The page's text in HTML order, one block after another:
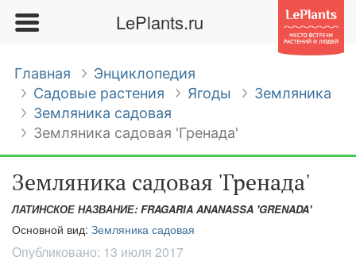
LePlants.ru
Главная
Энциклопедия
Садовые растения
Ягоды
Земляника
Земляника садовая
Земляника садовая 'Гренада'
Земляника садовая 'Гренада'
ЛАТИНСКОЕ НАЗВАНИЕ: FRAGARIA ANANASSA 'GRENADA'
Основной вид: Земляника садовая
Опубликовано: 13 июля 2017